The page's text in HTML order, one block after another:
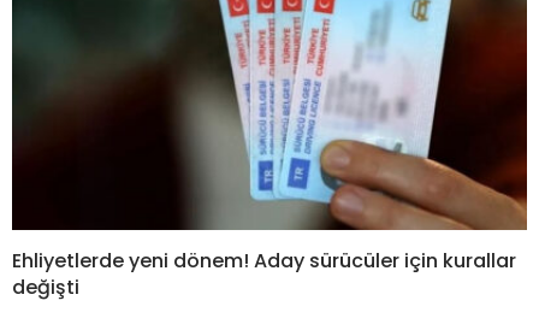
Ehliyetlerde yeni dönem! Aday sürücüler için kurallar
değişti